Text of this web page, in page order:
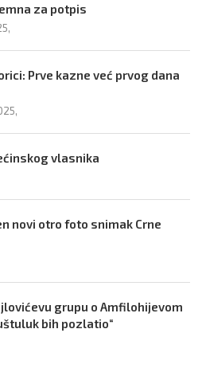
za potpis
Prve kazne već prvog dana
vlasnika
novi otro foto snimak Crne
grupu o Amfilohijevom
bih pozlatio“